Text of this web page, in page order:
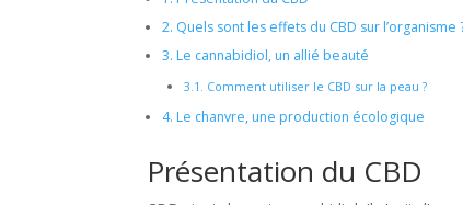
2. Quels sont les effets du CBD sur l’organisme
3. Le cannabidiol, un allié beauté
3.1. Comment utiliser le CBD sur la peau ?
4. Le chanvre, une production écologique
Présentation du CBD